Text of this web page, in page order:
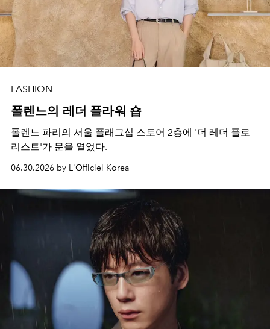
FASHION
폴렌느의 레더 플라워 숍
폴렌느 파리의 서울 플래그십 스토어 2층에 '더 레더 플로
리스트'가 문을 열었다.
06.30.2026 by L'Officiel Korea